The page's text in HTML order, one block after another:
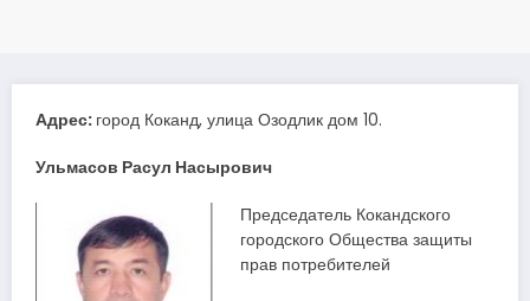
Адрес: город Коканд, улица Озодлик дом 10.
Ульмасов Расул Насырович
Председатель Кокандского
городского Общества защиты
прав потребителей